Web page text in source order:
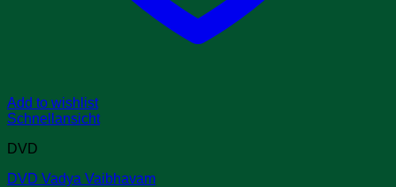
Add to wishlist
Schnellansicht
DVD
DVD Vadya Vaibhavam